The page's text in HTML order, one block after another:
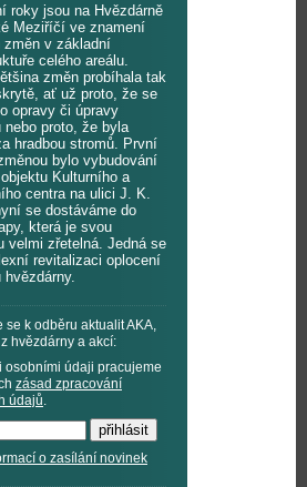
roky jsou na Hvězdárně
Meziříčí ve znamení
změn v základní
celého areálu.
změn probíhala tak
ať už proto, že se
opravy či úpravy
nebo proto, že byla
hradbou stromů. První
bylo vybudování
Kulturního a
centra na ulici J. K.
se dostáváme do
která je svou
velmi zřetelná. Jedná se
revitalizaci oplocení
hvězdárny.
se k odběru aktualit AKA,
hvězdárny a akcí:
osobními údaji pracujeme
zásad zpracování
údajů
o zasílání novinek